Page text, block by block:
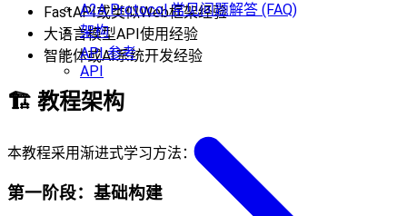
A2A Protocol 常见问题解答 (FAQ)
架构
API 参考
API
FastAPI或类似Web框架经验
大语言模型API使用经验
智能体或AI系统开发经验
🏗️ 教程架构
本教程采用渐进式学习方法：
第一阶段：基础构建